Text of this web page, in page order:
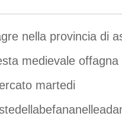
nella provincia di
medievale offagna
martedi